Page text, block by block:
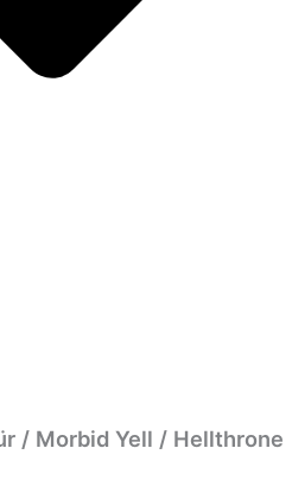
/ Morbid Yell / Hellthrone